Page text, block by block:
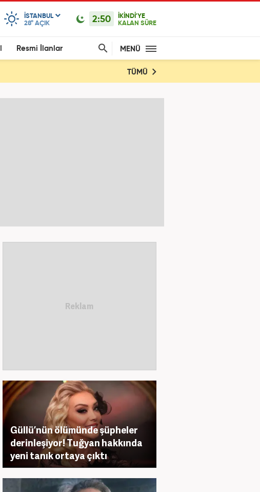
ISTANBUL
28° AÇIK 2:50
İKİNDİ'YE
KALAN SÜRE
Resmi İlanlar MENÜ
TÜMÜ
Güllü’nün ölümünde şüpheler
derinleşiyor! Tuğyan hakkında
yeni tanık ortaya çıktı